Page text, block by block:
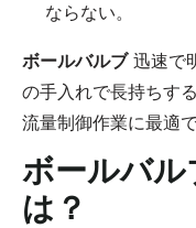
ならない。
ボールバルブ迅速で
の手入れで長持ちす
流量制御作業に最適で
ボールバル
は？